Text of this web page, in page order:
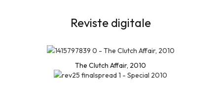
Reviste digitale
The Clutch Affair, 2010